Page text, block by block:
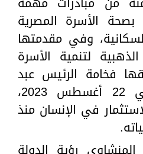
الأسرة المصرية
وفي مقدمتها
لتنمية الأسرة
فخامة الرئيس عبد
الفتاح السيسي في 22 أغسطس 2023،
في الإنسان منذ